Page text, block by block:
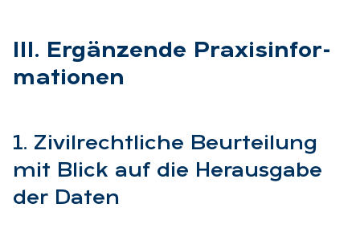
III. Er­gän­zen­de Pra­xis­in­for­
ma­tio­nen
1. Zi­vil­recht­li­che Be­ur­tei­lung
mit Blick auf die Her­aus­ga­be
der Da­ten